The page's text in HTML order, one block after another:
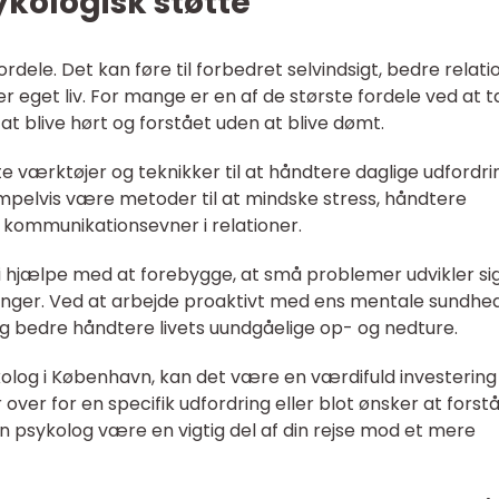
Det kan føre til forbedret selvindsigt, bedre
eget liv. For mange er en af de største fordele ved at
blive hørt og forstået uden at blive dømt.
værktøjer og teknikker til at håndtere daglige
være metoder til at mindske stress, håndtere
i relationer.
med at forebygge, at små problemer udvikler
Ved at arbejde proaktivt med ens mentale
bedre håndtere livets uundgåelige op- og nedture.
i København, kan det være en værdifuld investering
for en specifik udfordring eller blot ønsker at
psykolog være en vigtig del af din rejse mod et mere